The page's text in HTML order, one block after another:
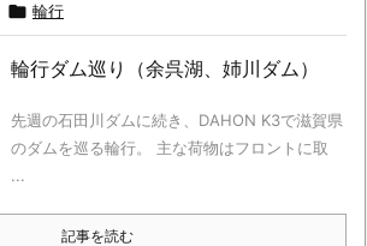
 輪行
輪行ダム巡り（余呉湖、姉川ダム）
先週の石田川ダムに続き、DAHON K3で滋賀県
のダムを巡る輪行。 主な荷物はフロントに取
...
記事を読む